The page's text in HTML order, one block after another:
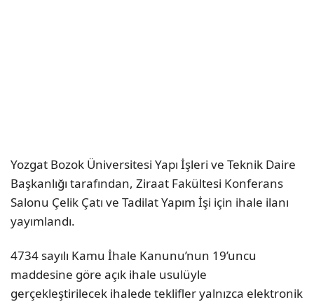
Yozgat Bozok Üniversitesi Yapı İşleri ve Teknik Daire
Başkanlığı tarafından, Ziraat Fakültesi Konferans
Salonu Çelik Çatı ve Tadilat Yapım İşi için ihale ilanı
yayımlandı.
4734 sayılı Kamu İhale Kanunu’nun 19’uncu
maddesine göre açık ihale usulüyle
gerçekleştirilecek ihalede teklifler yalnızca elektronik